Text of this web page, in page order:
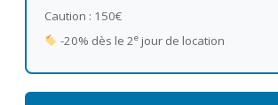
Caution : 150€
-20% dès le 2ejour de location